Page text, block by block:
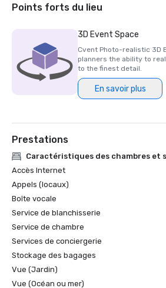
Resorts in the Atlantic Islands
Points forts du lieu
3D Event Space
Cvent Photo-realistic 3D
planners the ability to
to the finest detail.
En savoir plus
Prestations
Caractéristiques des chambres et
Accès Internet
Appels (locaux)
Boîte vocale
Service de blanchisserie
Service de chambre
Services de conciergerie
Stockage des bagages
Vue (Jardin)
Vue (Océan ou mer)